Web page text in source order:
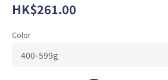
HK$261.00
Color